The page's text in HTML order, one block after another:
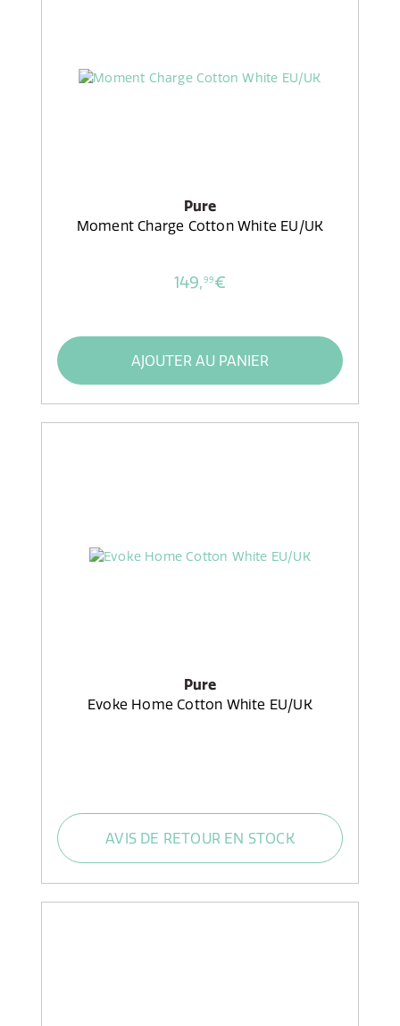
Pure
Moment Charge Cotton White EU/UK
149,99€
AJOUTER AU PANIER
Pure
Evoke Home Cotton White EU/UK
AVIS DE RETOUR EN STOCK